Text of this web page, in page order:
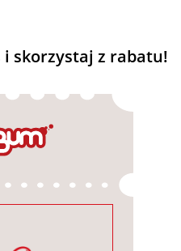
i skorzystaj z rabatu!